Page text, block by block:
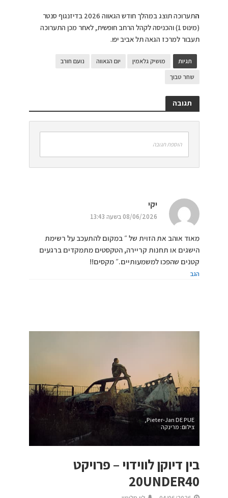
ה
תערוכה תוצג במהלך חודש הגאווה 2026 בדיזנגוף סנטר
(מינוס 1) והכניסה לקהל הרחב חופשית, לאחר מכן התערוכה
תעבור למרכז הגאה תל אביב יפו.
תגיות מושיק גלאמין יום הגאווה
נועם חורב
שחר טבוך
תגובה
הוספת תגובה
יקי
08/06/2026 בשעה 13:43
מאוד אוהב את הזוית של ״ במקום להתעכב על רשימת
הישגים או תחנות קריירה, הטקסטים מתמקדים ברגעים
קטנים שהפכו למשמעותיים.״ מקסים!!
הגב
צילום: מרינקה
בין דיוקן לווידוי – פרויקט
20UNDER40